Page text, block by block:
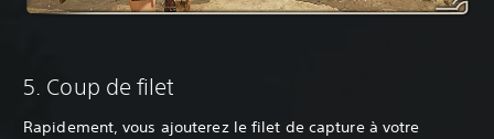
‎5. Coup de filet
Rapidement, vous ajouterez le filet de capture à votre